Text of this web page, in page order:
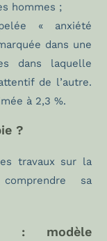
hommes ;
« anxiété
dans une
dans laquelle
de l’autre.
à 2,3 %.
?
travaux sur la
sa
: modèle